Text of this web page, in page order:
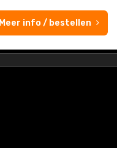
Meer info / bestellen